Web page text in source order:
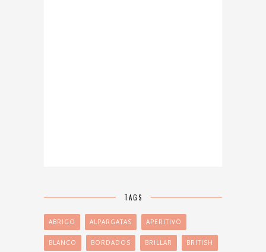
TAGS
ABRIGO ALPARGATAS APERITIVO
BLANCO BORDADOS BRILLAR BRITISH